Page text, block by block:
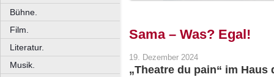
Bühne.
Film.
Literatur.
Musik.
Sama – Was? Egal!
19. Dezember 2024
„Theatre du pain“ im Haus